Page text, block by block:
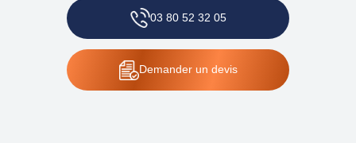
03 80 52 32 05
Demanderun devis